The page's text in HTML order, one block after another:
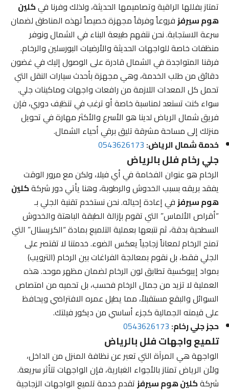
تمتاز بفللها الراقية وتصاميمها الحديثة، ولذلك وفرنا فيكلين
هوم سيرفزفروعاً وفرقاً مجهزة خصيصاً لهذه المناطق لضمان
سرعة الاستجابة. نحن نتفهم طبيعة البناء في الشمال ونوفر
منظفات خاصة للواجهات الحديثة والأرضيات البورسلين والرخام.
فرقنا المتواجدة في الشمال قادرة على الوصول إليك في غضون
دقائق من طلب الخدمة، وهي مجهزة بأحدث سيارات النقل التي
تحمل كل المعدات اللازمة من رافعات واجهات وماكينات جلي.
سواء كنت تستعد لمناسبة خاصة أو ترغب في تنظيف دوري، فإن
فريق شمال الرياض لدينا هو الأسرع والأكثر مهارة في تحويل
منزلك إلى مساحة مشرقة تليق برقي أحياء الشمال.
خدمة شمال الرياض:0543626173
جلي رخام فلل بالرياض
الرخام هو عنوان الفخامة في أي فيلا، ولكن مع مرور الوقت
يفقد بريقه بسبب الخدوش والرطوبة، وهنا يأتي دور شركةكلين
هوم سيرفزفي إعادة إحيائه. نحن نستخدم تقنية الجلي بـ
“أقراص الألماس” التي تقوم بإزالة الطبقة الباهتة والخدوش
السطحية بدقة، ثم نتبعها بعملية التلميع بمادة “الكريستال” التي
تمنح الرخام لمعاناً زجاجياً يعكس الضوء. خدمتنا لا تقتصر على
الجلي فقط، بل نقوم بمعالجة الفراغات بين الرخام (الترويب)
بمواد إيبوكسية تطابق لون الرخام لضمان مظهر موحد. هذه
العملية لا تزيد من جمال الرخام فحسب، بل تحميه من امتصاص
السوائل والبقع مستقبلاً، مما يطيل عمره الافتراضي ويحافظ
على قيمته الجمالية كجزء أساسي من ديكور فيلتك.
حجز جلي رخام: 0543626173
تلميع واجهات فلل بالرياض
الواجهة هي المرآة التي تعبر عن نظافة المنزل من الداخل،
ولأن الرياض تمتاز بالأجواء الغبارية، فإن الواجهات تتأثر سريعة.
شركةكلين هوم سيرفزتقدم خدمة تلميع الواجهات الزجاجية